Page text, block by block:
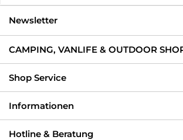
Newsletter
CAMPING, VANLIFE & OUTDOOR
Shop Service
Informationen
Hotline & Beratung